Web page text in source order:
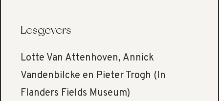
Lesgevers
Lotte Van Attenhoven, Annick
Vandenbilcke en Pieter Trogh (In
Flanders Fields Museum)